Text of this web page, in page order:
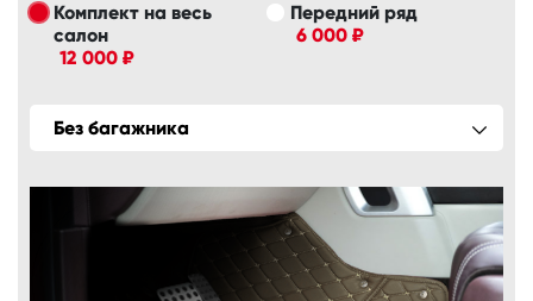
Комплект на весь
салон
12 000 ₽
Передний ряд
6 000 ₽
Без багажника